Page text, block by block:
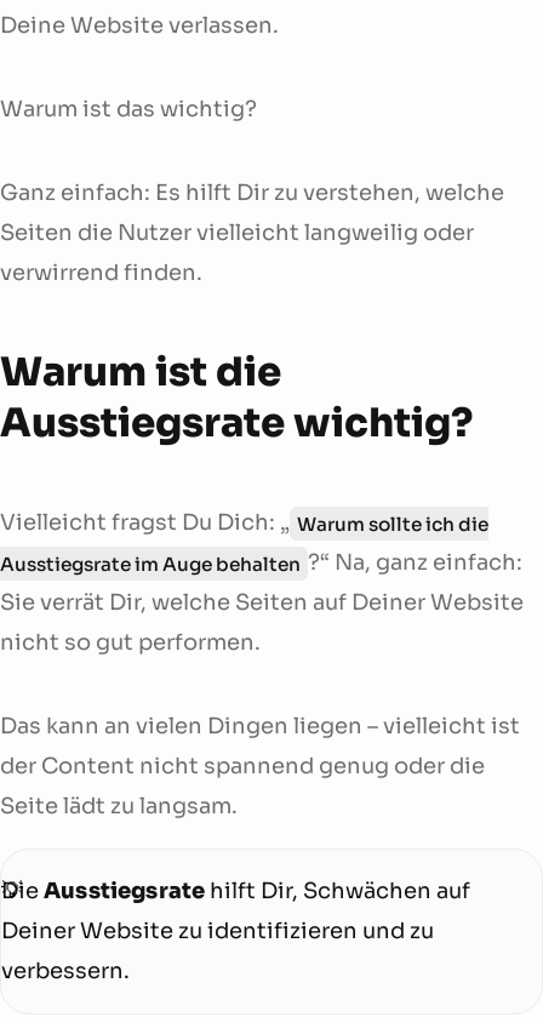
Deine Website verlassen.
Warum ist das wichtig?
Ganz einfach: Es hilft Dir zu verstehen, welche
Seiten die Nutzer vielleicht langweilig oder
verwirrend finden.
Warum ist die
Ausstiegsrate wichtig?
Vielleicht fragst Du Dich: „ Warum sollte ich die
Ausstiegsrate im Auge behalten ?“ Na, ganz einfach:
Sie verrät Dir, welche Seiten auf Deiner Website
nicht so gut performen.
Das kann an vielen Dingen liegen – vielleicht ist
der Content nicht spannend genug oder die
Seite lädt zu langsam.
DieAusstiegsrate hilft Dir, Schwächen auf
Deiner Website zu identifizieren und zu
verbessern.